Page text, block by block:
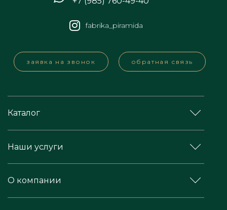
fabrika_piramida
заявка на звонок обратная связь
Каталог
Наши услуги
О компании